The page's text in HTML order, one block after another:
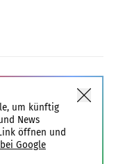
um künftig
News
öffnen und
Google